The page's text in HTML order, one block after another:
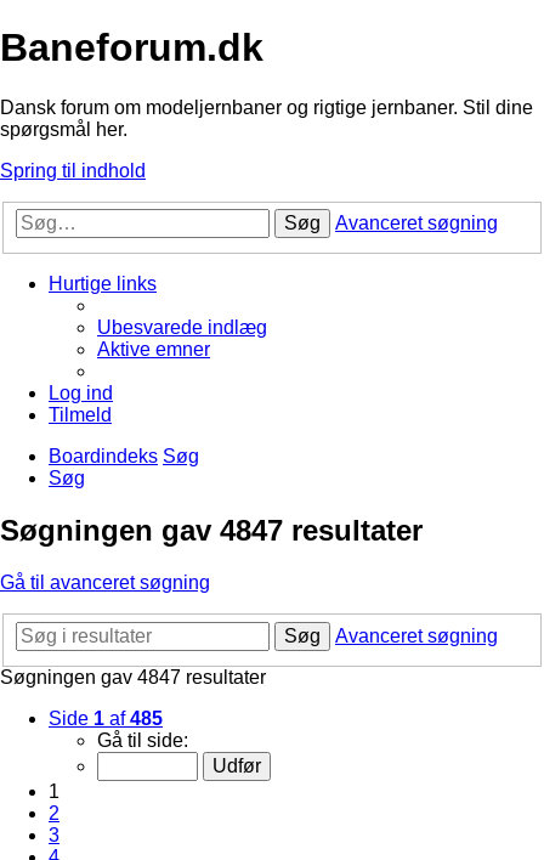
Baneforum.dk
Dansk forum om modeljernbaner og rigtige jernbaner. Stil dine
spørgsmål her.
Spring til indhold
Søg Avanceret søgning
Hurtige links
Ubesvarede indlæg
Aktive emner
Log ind
Tilmeld
Boardindeks Søg
Søg
Søgningen gav 4847 resultater
Gå til avanceret søgning
Søg
Avanceret søgning
Søgningen gav 4847 resultater
Side 1 af485
Gå til side:
1
2
3